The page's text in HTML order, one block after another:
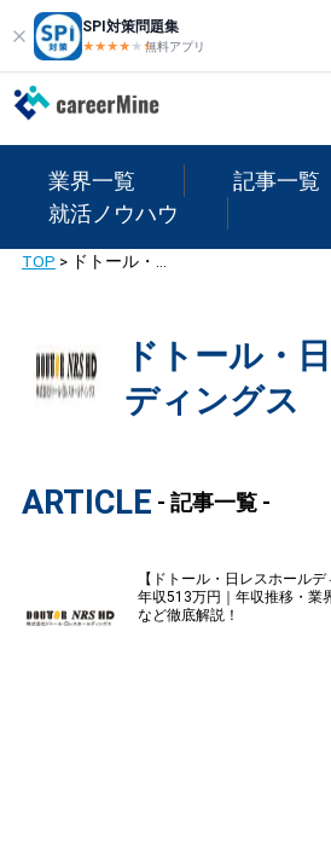
SPI対策問題集
★★★★ ★★
無料アプリ
業界一覧
記事一覧
就活ノウハウ
TOP >
ドトール・
ディングス
ARTICLE - 記事一覧 -
【ドトール・日レスホール
年収513万円｜年収推移・業
など徹底解説！